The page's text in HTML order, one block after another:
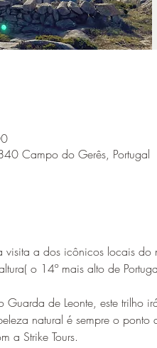
Campo do Gerês, Portugal
visita a dos icônicos locais
o 14º mais alto de
de Leonte, este trilho
natural é sempre o ponto
a Strike Tours.